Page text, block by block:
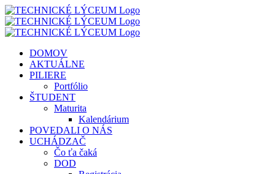
Skip
to
content
DOMOV
AKTUÁLNE
PILIERE
Portfólio
ŠTUDENT
Maturita
Kalendárium
POVEDALI O NÁS
UCHÁDZAČ
Čo ťa čaká
DOD